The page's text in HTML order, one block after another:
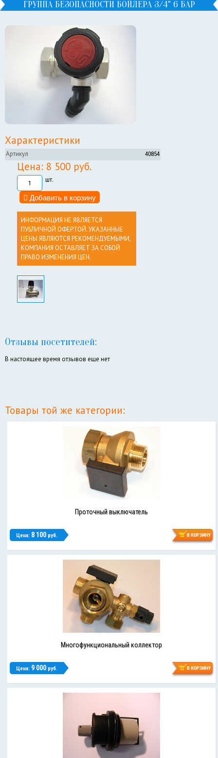
ГРУППА БЕЗОПАСНОСТИ БОЙЛЕРА 3/4" 6 БАР
Характеристики
Артикул 40854
Цена: 8 500 руб.
шт.
ИНФОРМАЦИЯ НЕ ЯВЛЯЕТСЯ
ПУБЛИЧНОЙ ОФЕРТОЙ. УКАЗАННЫЕ
ЦЕНЫ ЯВЛЯЮТСЯ РЕКОМЕНДУЕМЫМИ,
КОМПАНИЯ ОСТАВЛЯЕТ ЗА СОБОЙ
ПРАВО ИЗМЕНЕНИЯ ЦЕН.
Отзывы посетителей:
В настоящее время отзывов еще нет
Товары той же категории:
Проточный выключатель
Цена:8 100 руб.
Многофункциональный коллектор
Цена:9 000 руб.